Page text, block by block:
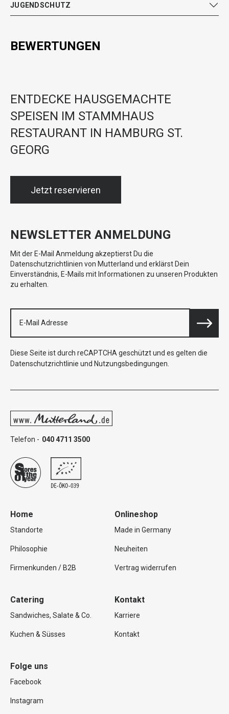
JUGENDSCHUTZ
BEWERTUNGEN
ENTDECKE HAUSGEMACHTE
SPEISEN IM STAMMHAUS
RESTAURANT IN HAMBURG ST.
GEORG
Jetzt reservieren
NEWSLETTER ANMELDUNG
Mit der E-Mail Anmeldung akzeptierst Du die
Datenschutzrichtlinien von Mutterland und erklärst Dein
Einverständnis, E-Mails mit Informationen zu unseren Produkten
zu erhalten.
Diese Seite ist durch reCAPTCHA geschützt und es gelten die
Datenschutzrichtlinie und Nutzungsbedingungen
Telefon - 040 4711 3500
Home
Standorte
Philosophie
Firmenkunden / B2B
Onlineshop
Made in Germany
Neuheiten
Vertrag widerrufen
Catering
Sandwiches, Salate & Co.
Kuchen & Süsses
Kontakt
Karriere
Kontakt
Folge uns
Facebook
Instagram